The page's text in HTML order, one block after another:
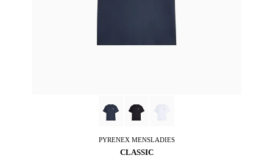
PYRENEXMENSLADIES
CLASSIC